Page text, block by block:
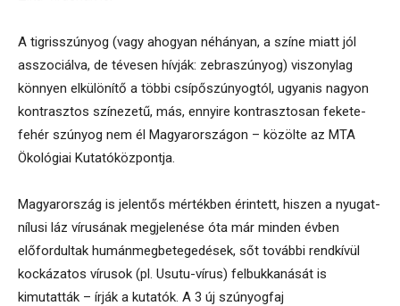
A tigrisszúnyog (vagy ahogyan néhányan, a színe miatt jól
asszociálva, de tévesen hívják: zebraszúnyog) viszonylag
könnyen elkülönítő a többi csípőszúnyogtól, ugyanis nagyon
kontrasztos színezetű, más, ennyire kontrasztosan fekete-
fehér szúnyog nem él Magyarországon – közölte az MTA
Ökológiai Kutatóközpontja.
Magyarország is jelentős mértékben érintett, hiszen a nyugat-
nílusi láz vírusának megjelenése óta már minden évben
előfordultak humánmegbetegedések, sőt további rendkívül
kockázatos vírusok (pl. Usutu-vírus) felbukkanását is
kimutatták – írják a kutatók. A 3 új szúnyogfaj